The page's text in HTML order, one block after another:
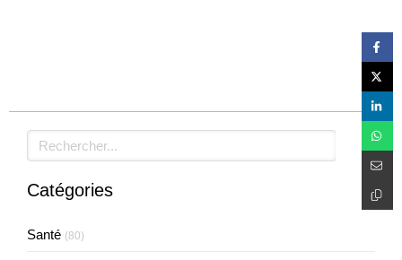
Rechercher
Catégories
Santé (80)